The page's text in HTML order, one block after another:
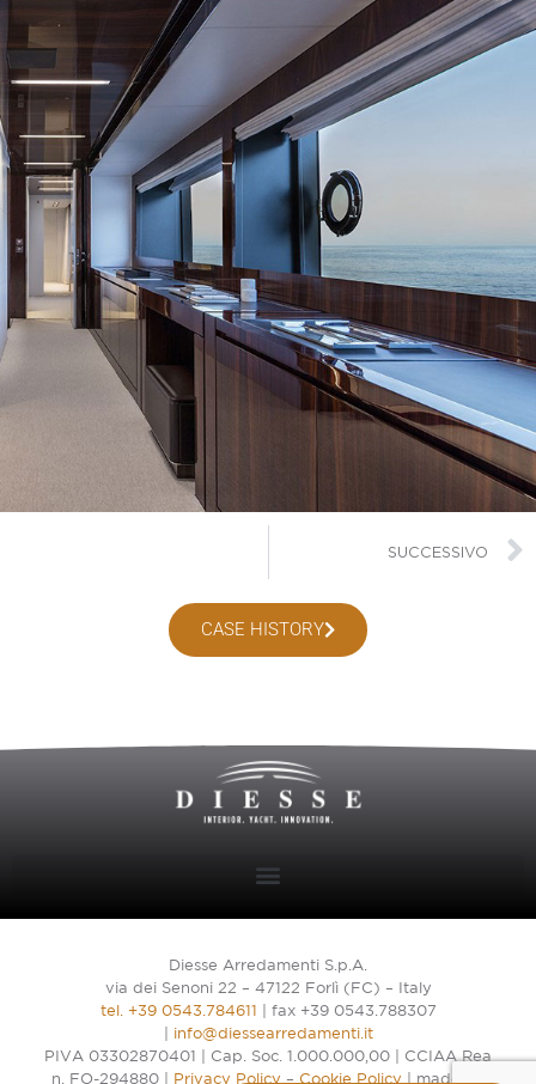
SUCCESSIVO
CASE HISTORY
Diesse Arredamenti S.p.A.
via dei Senoni 22 – 47122 Forlì (FC) – Italy
tel. +39 0543.784611
| fax +39 0543.788307
info@diessearredamenti.it
PIVA 03302870401 | Cap. Soc. 1.000.000,00 | CCIAA Rea
n. FO-294880 |
Privacy Policy – Cookie Policy | made by